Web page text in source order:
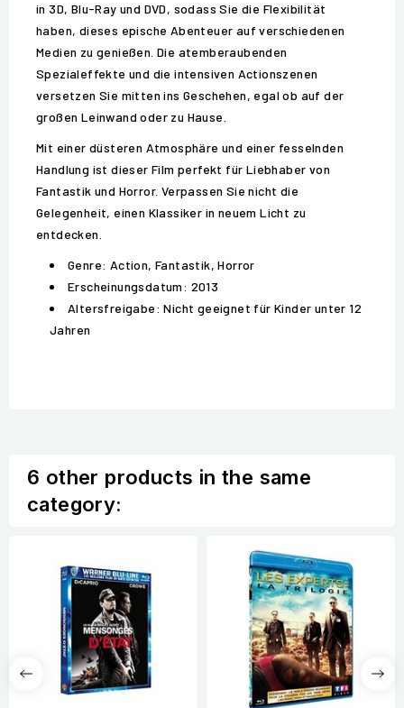
in 3D, Blu-Ray und DVD, sodass Sie die Flexibilität
haben, dieses epische Abenteuer auf verschiedenen
Medien zu genießen. Die atemberaubenden
Spezialeffekte und die intensiven Actionszenen
versetzen Sie mitten ins Geschehen, egal ob auf der
großen Leinwand oder zu Hause.
Mit einer düsteren Atmosphäre und einer fesselnden
Handlung ist dieser Film perfekt für Liebhaber von
Fantastik und Horror. Verpassen Sie nicht die
Gelegenheit, einen Klassiker in neuem Licht zu
entdecken.
Genre: Action, Fantastik, Horror
Erscheinungsdatum: 2013
Altersfreigabe: Nicht geeignet für Kinder unter 12
Jahren
6 other products in the same
category: